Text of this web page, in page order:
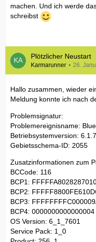
machen. Und ich werde
schreibst
Plötzlicher Neustart
Karmarunner 26.
Hallo zusammen, wieder
Meldung konnte ich nach
Problemsignatur:
Problemereignisname:
Betriebsystemversion:
Gebietsschema-ID: 2055
Zusatzinformationen zum
BCCode: 116
BCP1:
BCP2:
BCP3:
BCP4: 0000000000000004
OS Version: 6_1_7601
Service Pack: 1_0